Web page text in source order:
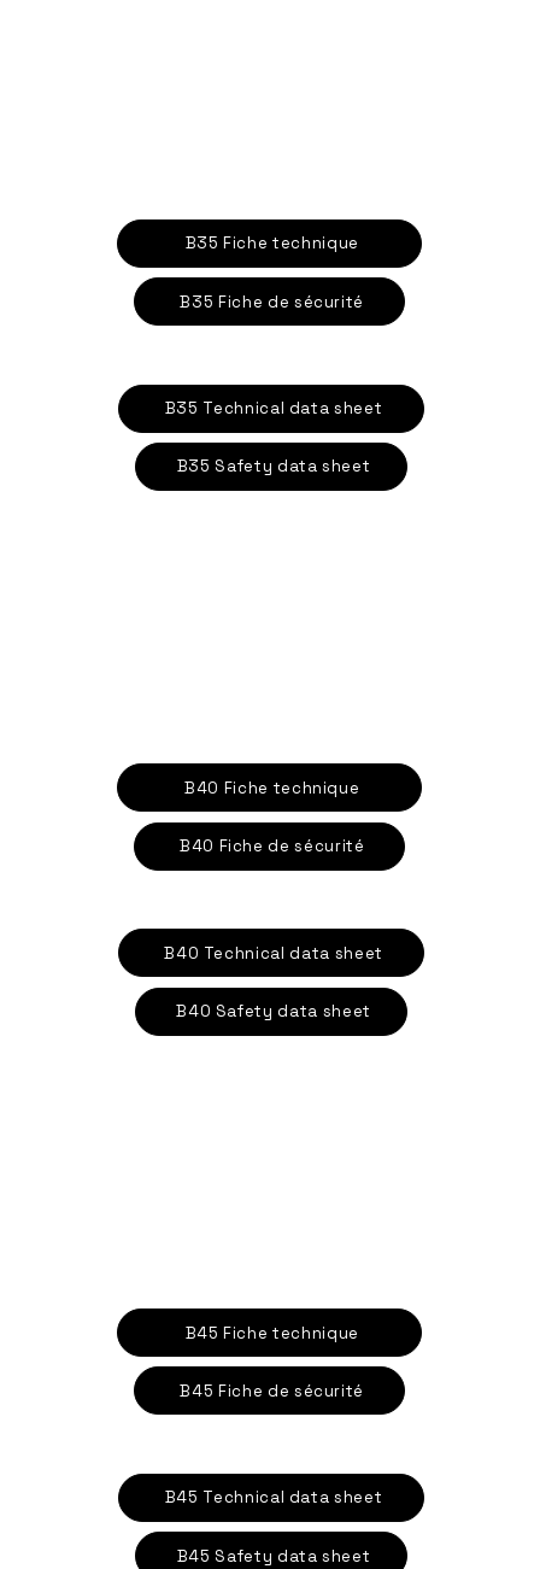
B35 Fiche technique
B35 Fiche de sécurité
B35 Technical data sheet
B35 Safety data sheet
B40 Fiche technique
B40 Fiche de sécurité
B40 Technical data sheet
B40 Safety data sheet
B45 Fiche technique
B45 Fiche de sécurité
B45 Technical data sheet
B45 Safety data sheet